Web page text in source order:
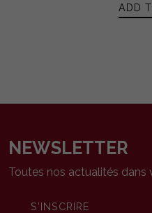
ADD
NEWSLETTER
Toutes nos actualités
S'INSCRIRE